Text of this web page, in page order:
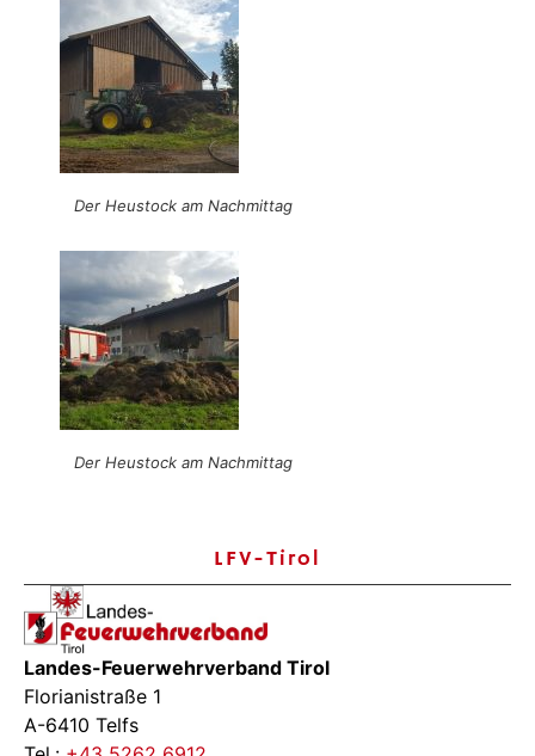
Der Heustock am Nachmittag
Der Heustock am Nachmittag
LFV-Tirol
Landes-Feuerwehrverband Tirol
Florianistraße 1
A-6410 Telfs